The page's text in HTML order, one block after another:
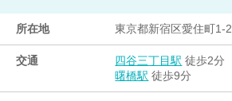
所在地 東京都新宿区愛住町1-2
交通 四谷三丁目駅 徒歩2分
曙橋駅 徒歩9分